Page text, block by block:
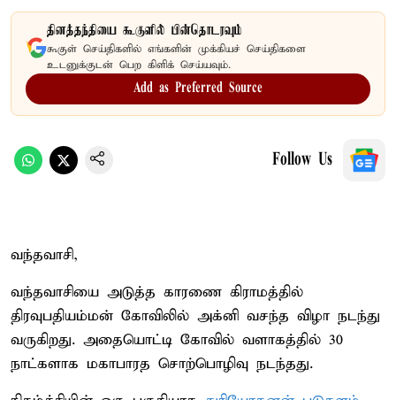
தினத்தந்தியை கூகுளில் பின்தொடரவும்
கூகுள் செய்திகளில் எங்களின் முக்கியச் செய்திகளை
உடனுக்குடன் பெற கிளிக் செய்யவும்.
Add as Preferred Source
Follow Us
வந்தவாசி,
வந்தவாசியை அடுத்த காரணை கிராமத்தில்
திரவுபதியம்மன் கோவிலில் அக்னி வசந்த விழா நடந்து
வருகிறது. அதையொட்டி கோவில் வளாகத்தில் 30
நாட்களாக மகாபாரத சொற்பொழிவு நடந்தது.